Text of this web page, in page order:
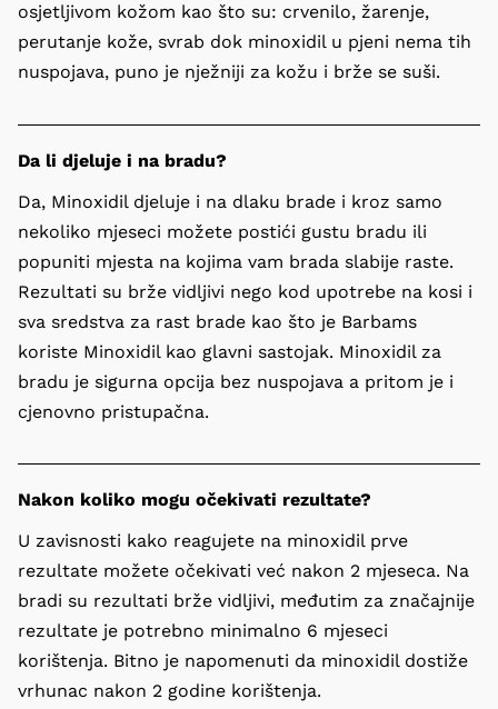
osjetljivom kožom kao što su: crvenilo, žarenje,
perutanje kože, svrab dok minoxidil u pjeni nema tih
nuspojava, puno je nježniji za kožu i brže se suši.
Da li djeluje i na bradu?
Da, Minoxidil djeluje i na dlaku brade i kroz samo
nekoliko mjeseci možete postići gustu bradu ili
popuniti mjesta na kojima vam brada slabije raste.
Rezultati su brže vidljivi nego kod upotrebe na kosi i
sva sredstva za rast brade kao što je Barbams
koriste Minoxidil kao glavni sastojak. Minoxidil za
bradu je sigurna opcija bez nuspojava a pritom je i
cjenovno pristupačna.
Nakon koliko mogu očekivati rezultate?
U zavisnosti kako reagujete na minoxidil prve
rezultate možete očekivati već nakon 2 mjeseca. Na
bradi su rezultati brže vidljivi, međutim za značajnije
rezultate je potrebno minimalno 6 mjeseci
korištenja. Bitno je napomenuti da minoxidil dostiže
vrhunac nakon 2 godine korištenja.